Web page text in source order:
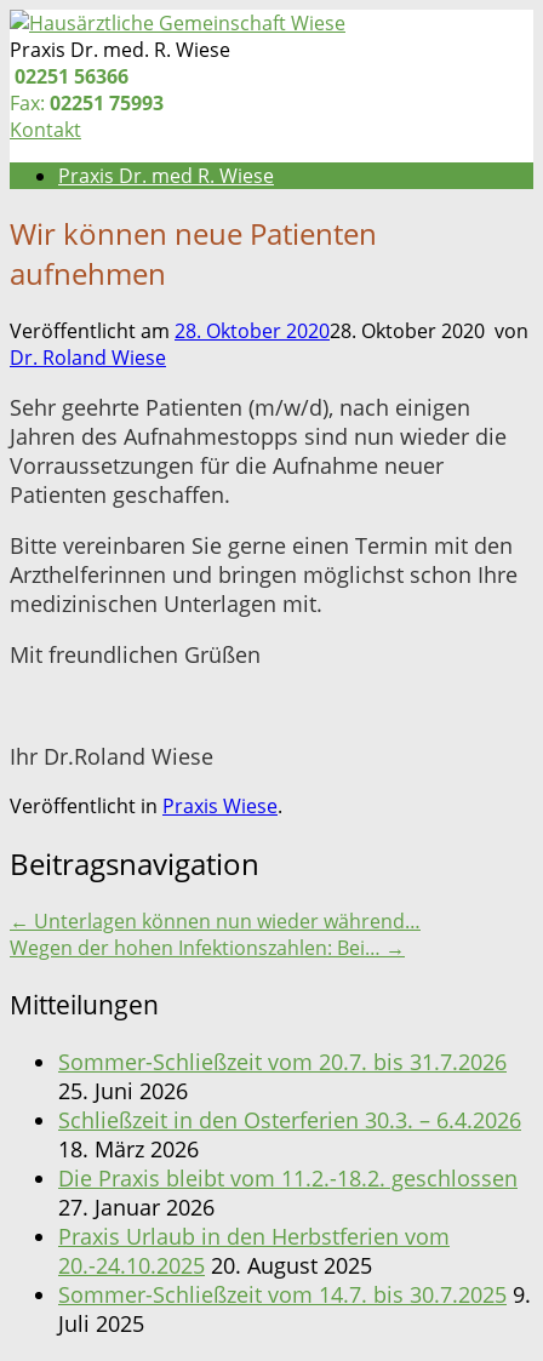
Zum
Inhalt
springen
Praxis Dr. med. R. Wiese
Telefon:
02251 56366
Fax: 02251 75993
Kontakt
Praxis Dr. med R. Wiese
Wir können neue Patienten
aufnehmen
Veröffentlicht am 28. Oktober 202028. Oktober 2020 von
Dr. Roland Wiese
Sehr geehrte Patienten (m/w/d), nach einigen
Jahren des Aufnahmestopps sind nun wieder die
Vorraussetzungen für die Aufnahme neuer
Patienten geschaffen.
Bitte vereinbaren Sie gerne einen Termin mit den
Arzthelferinnen und bringen möglichst schon Ihre
medizinischen Unterlagen mit.
Mit freundlichen Grüßen
Ihr Dr.Roland Wiese
Veröffentlicht in Praxis Wiese.
Beitragsnavigation
← Unterlagen können nun wieder während…
Wegen der hohen Infektionszahlen: Bei… →
Mitteilungen
Sommer-Schließzeit vom 20.7. bis 31.7.2026
25. Juni 2026
Schließzeit in den Osterferien 30.3. – 6.4.2026
18. März 2026
Die Praxis bleibt vom 11.2.-18.2. geschlossen
27. Januar 2026
Praxis Urlaub in den Herbstferien vom
20.-24.10.2025 20. August 2025
Sommer-Schließzeit vom 14.7. bis 30.7.2025 9.
Juli 2025